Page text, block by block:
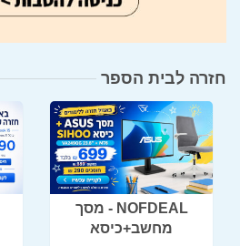
חזרה לבית הספר
NOFDEAL - מסך
מחשב+כיסא